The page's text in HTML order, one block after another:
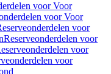
voor Voor
voor Voor
voor
Reserveonderdelen voor
voor
voor